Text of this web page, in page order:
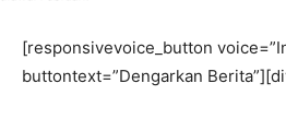
[responsivevoice_button
buttontext=”Dengarkan